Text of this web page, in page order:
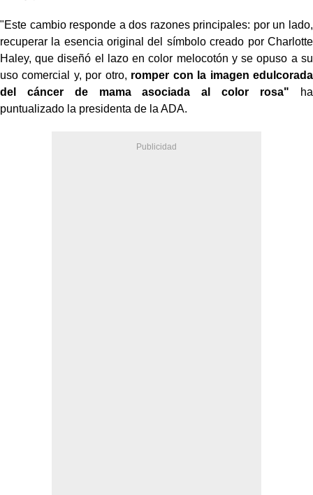
"Este cambio responde a dos razones principales: por un lado,
recuperar la esencia original del símbolo creado por Charlotte
Haley, que diseñó el lazo en color melocotón y se opuso a su
uso comercial y, por otro, romper con la imagen edulcorada
del cáncer de mama asociada al color rosa" ha
puntualizado la presidenta de la ADA.